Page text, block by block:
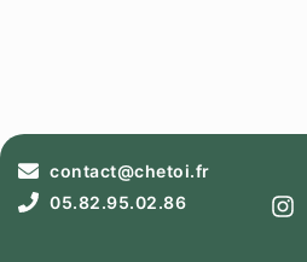
contact@chetoi.fr
05.82.95.02.86